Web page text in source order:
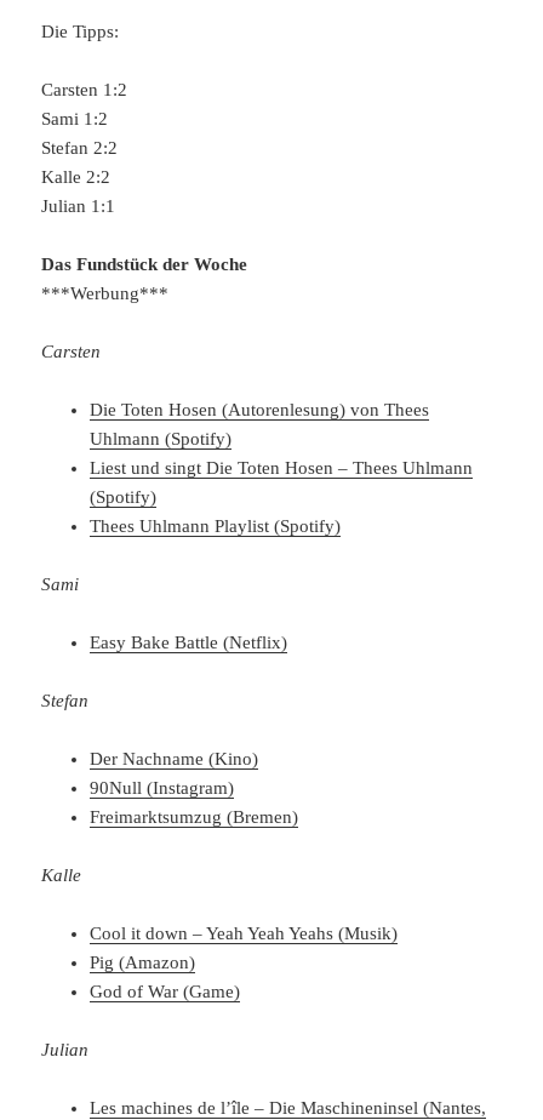
Die Tipps:
Carsten 1:2
Sami 1:2
Stefan 2:2
Kalle 2:2
Julian 1:1
Das Fundstück der Woche
***Werbung***
Carsten
Die Toten Hosen (Autorenlesung) von Thees
Uhlmann (Spotify)
Liest und singt Die Toten Hosen – Thees Uhlmann
(Spotify)
Thees Uhlmann Playlist (Spotify)
Sami
Easy Bake Battle (Netflix)
Stefan
Der Nachname (Kino)
90Null (Instagram)
Freimarktsumzug (Bremen)
Kalle
Cool it down – Yeah Yeah Yeahs (Musik)
Pig (Amazon)
God of War (Game)
Julian
Les machines de l’île – Die Maschineninsel (Nantes,